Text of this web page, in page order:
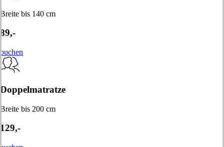
Breite bis 140 cm
89,-
buchen
Doppelmatratze
Breite bis 200 cm
129,-